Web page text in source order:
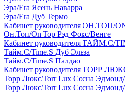
Эра/Era Ясень Наварра
Эра/Era Дуб Термо
Кабинет руководителя ОН.ТОП/
Он.Топ/On.Top Рэд Фокс/Венге
Кабинет руководителя ТАЙМ.С/
Тайм.С/Time.S Дуб Эльза
Тайм.С/Time.S Палдао
Кабинет руководителя ТОРР
Торр Люкс/Torr Lux Сосна
Торр Люкс/Torr Lux Сосна